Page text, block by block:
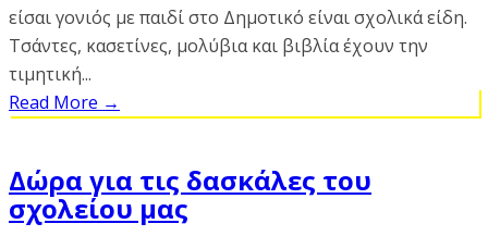
είσαι γονιός με παιδί στο Δημοτικό είναι σχολικά είδη.
Τσάντες, κασετίνες, μολύβια και βιβλία έχουν την
τιμητική...
Read More →
Δώρα για τις δασκάλες του
σχολείου μας